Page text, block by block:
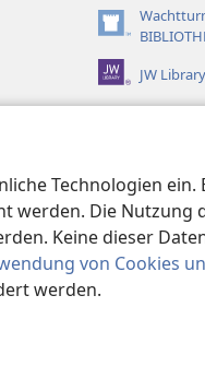
Technologien ein.
Die Nutzung
Keine dieser
von Cookies
werden.
Fenster)
(öffnet
neues
Fenster)JW Library
|